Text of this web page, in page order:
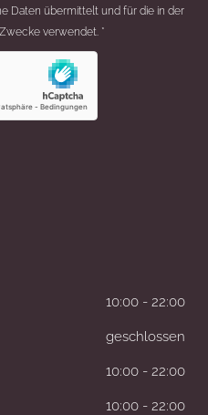
Daten übermittelt und für die in der
verwendet. *
10:00 - 22:00
geschlossen
10:00 - 22:00
10:00 - 22:00